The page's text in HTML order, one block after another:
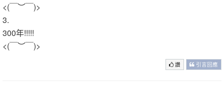
<(￣︶￣)>
3.
300年!!!!!
<(￣︶￣)>
讚 引言回應